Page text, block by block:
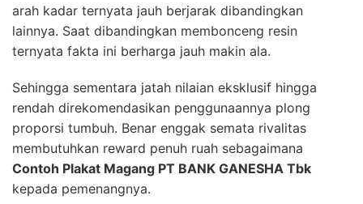
arah kadar ternyata jauh berjarak dibandingkan
lainnya. Saat dibandingkan membonceng resin
ternyata fakta ini berharga jauh makin ala.
Sehingga sementara jatah nilaian eksklusif hingga
rendah direkomendasikan penggunaannya plong
proporsi tumbuh. Benar enggak semata rivalitas
membutuhkan reward penuh ruah sebagaimana
Contoh Plakat Magang PT BANK GANESHA Tbk
kepada pemenangnya.